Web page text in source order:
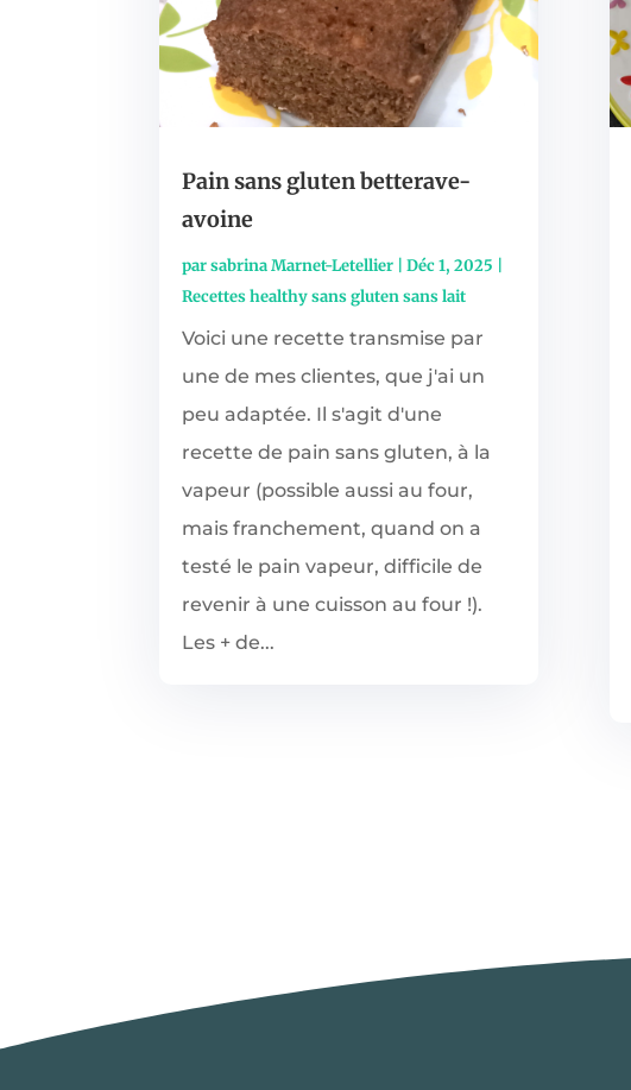
Pain sans gluten betterave-
avoine
parsabrina Marnet-Letellier |Déc 1, 2025
Recettes healthy sans gluten sans lait
Voici une recette transmise par
une de mes clientes, que j'ai un
peu adaptée. Il s'agit d'une
recette de pain sans gluten, à la
vapeur (possible aussi au four,
mais franchement, quand on a
testé le pain vapeur, difficile de
revenir à une cuisson au four !).
Les + de...